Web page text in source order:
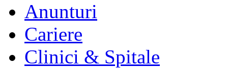
Anunturi
Cariere
Clinici & Spitale